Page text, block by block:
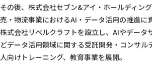
その後、株式会社セブン&アイ・ホールディン
売・物流事業におけるAI・データ活用の推進に
株式会社リベルクラフトを設立し、AIやデータ
どデータ活用領域に関する受託開発・コンサル
人向けトレーニング、教育事業を展開。